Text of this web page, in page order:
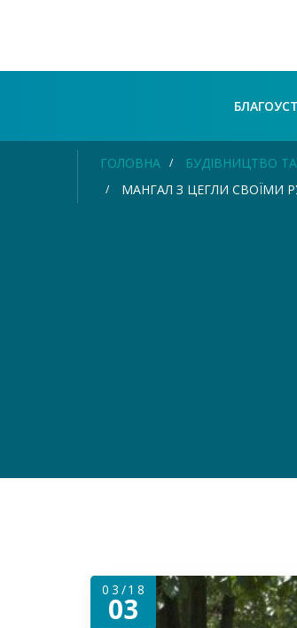
ГОЛОВНА БУДІВНИЦТВО
МАНГАЛ З ЦЕГЛИ СВОЇМИ
03/18
03